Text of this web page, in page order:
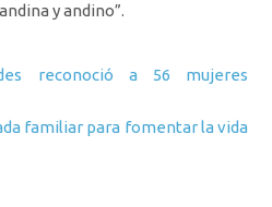
y andino”.
entradas
reconoció a 56 mujeres
familiar para fomentar la vida